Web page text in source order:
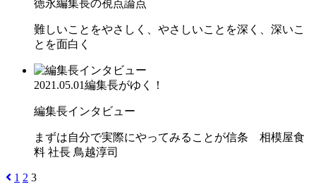
徳永編集長の視点論点
難しいことをやさしく、やさしいことを深く、深いこ
とを面白く
2021.05.01編集長がゆく！
編集長インタビュー
まずは自分で実際にやってみることが信条 相模屋食
料 社長 鳥越淳司
1 2 3